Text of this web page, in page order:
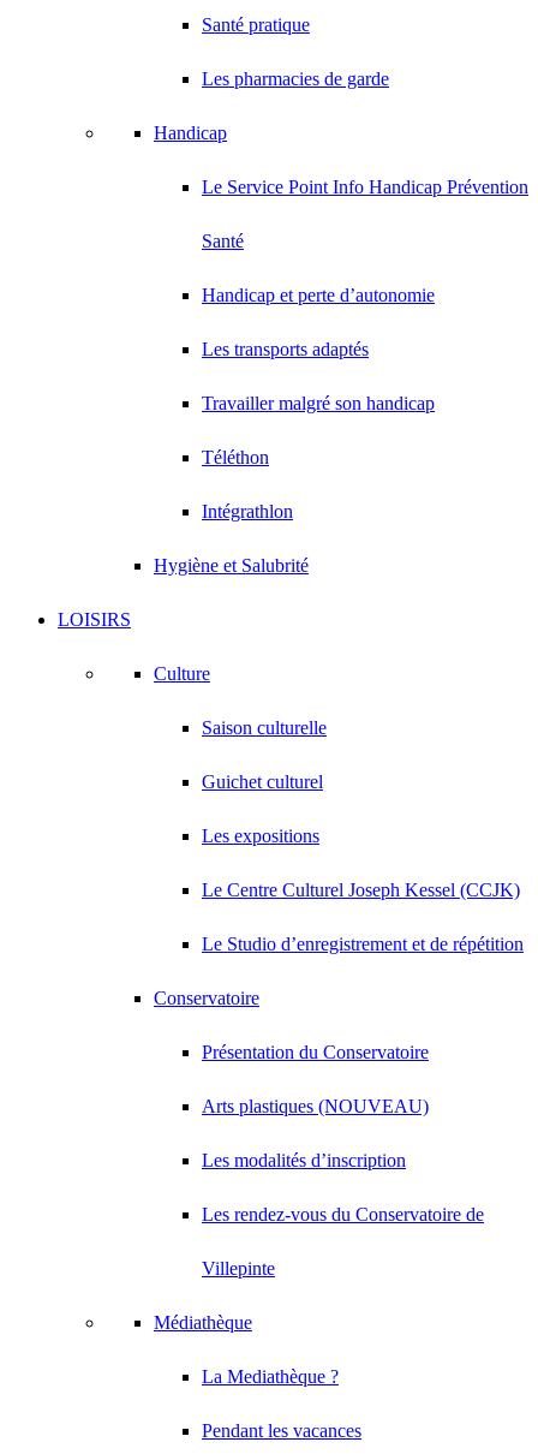
Santé pratique
Les pharmacies de garde
Handicap
Le Service Point Info Handicap Prévention
Santé
Handicap et perte d’autonomie
Les transports adaptés
Travailler malgré son handicap
Téléthon
Intégrathlon
Hygiène et Salubrité
LOISIRS
Culture
Saison culturelle
Guichet culturel
Les expositions
Le Centre Culturel Joseph Kessel (CCJK)
Le Studio d’enregistrement et de répétition
Conservatoire
Présentation du Conservatoire
Arts plastiques (NOUVEAU)
Les modalités d’inscription
Les rendez-vous du Conservatoire de
Villepinte
Médiathèque
La Mediathèque ?
Pendant les vacances